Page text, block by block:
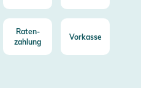
Raten-
zahlung
Vorkasse